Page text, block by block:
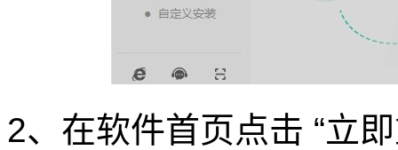
2、在软件首页点击 “立